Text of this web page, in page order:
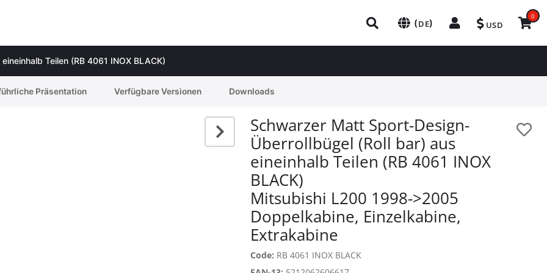
(DE) USD
0
Teilen (RB 4061 INOX BLACK)
Präsentation Verfügbare Versionen Downloads
Schwarzer Matt Sport-Design-
Überrollbügel (Roll bar) aus
eineinhalb Teilen (RB 4061 INOX
BLACK)
Mitsubishi L200 1998->2005
Doppelkabine, Einzelkabine,
Extrakabine
Code: RB 4061 INOX BLACK